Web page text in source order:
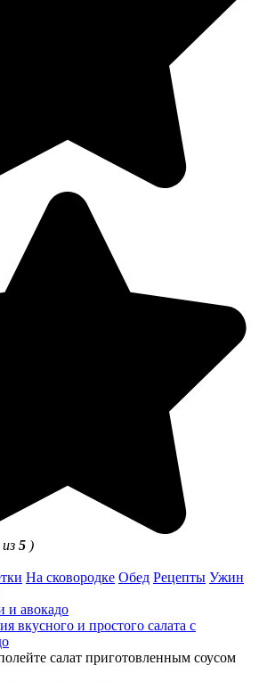
из 5 )
На сковородке Обед Рецепты Ужин
вкусного и простого салата с
салат приготовленным соусом